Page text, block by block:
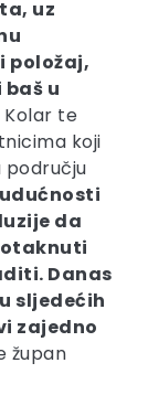
uz
položaj,
u
Kolar te
koji
području
da
Danas
sljedećih
zajedno
župan